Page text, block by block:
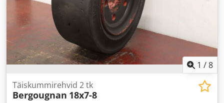
1 /8
Täiskummirehvid 2 tk
Bergougnan 18x7-8